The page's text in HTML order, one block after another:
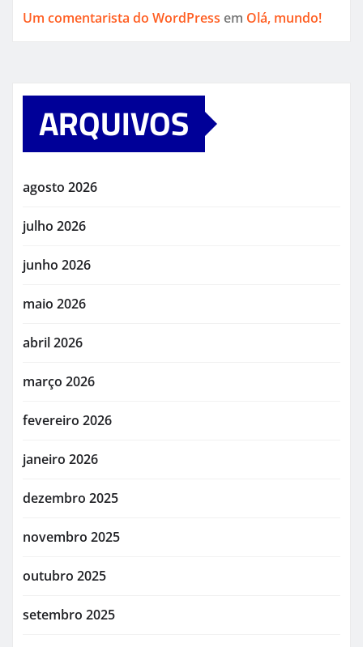
Um comentarista do WordPress em Olá, mundo!
ARQUIVOS
agosto 2026
julho 2026
junho 2026
maio 2026
abril 2026
março 2026
fevereiro 2026
janeiro 2026
dezembro 2025
novembro 2025
outubro 2025
setembro 2025